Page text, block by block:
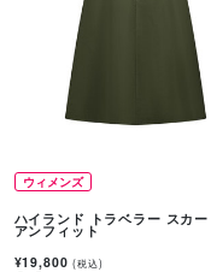
ウィメンズ
ハイランド トラベラー スカ
アンフィット
¥19,800(税込)